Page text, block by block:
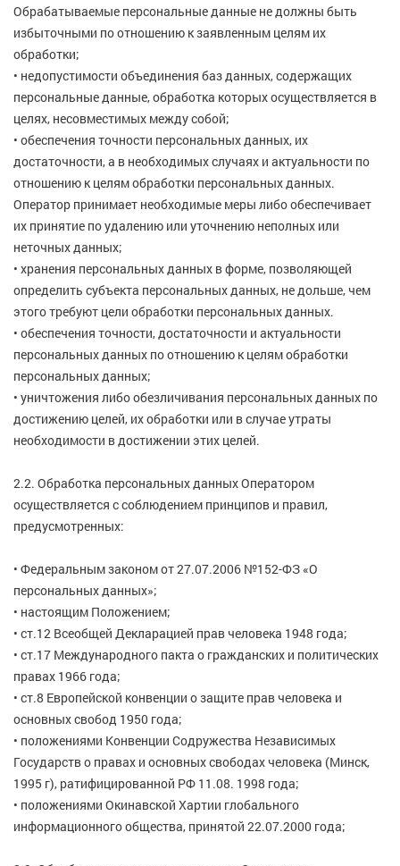
Обрабатываемые персональные данные не должны быть
избыточными по отношению к заявленным целям их
обработки;
• недопустимости объединения баз данных, содержащих
персональные данные, обработка которых осуществляется в
целях, несовместимых между собой;
• обеспечения точности персональных данных, их
достаточности, а в необходимых случаях и актуальности по
отношению к целям обработки персональных данных.
Оператор принимает необходимые меры либо обеспечивает
их принятие по удалению или уточнению неполных или
неточных данных;
• хранения персональных данных в форме, позволяющей
определить субъекта персональных данных, не дольше, чем
этого требуют цели обработки персональных данных.
• обеспечения точности, достаточности и актуальности
персональных данных по отношению к целям обработки
персональных данных;
• уничтожения либо обезличивания персональных данных по
достижению целей, их обработки или в случае утраты
необходимости в достижении этих целей.
2.2. Обработка персональных данных Оператором
осуществляется с соблюдением принципов и правил,
предусмотренных:
• Федеральным законом от 27.07.2006 №152-ФЗ «О
персональных данных»;
• настоящим Положением;
• ст.12 Всеобщей Декларацией прав человека 1948 года;
• ст.17 Международного пакта о гражданских и политических
правах 1966 года;
• ст.8 Европейской конвенции о защите прав человека и
основных свобод 1950 года;
• положениями Конвенции Содружества Независимых
Государств о правах и основных свободах человека (Минск,
1995 г), ратифицированной РФ 11.08. 1998 года;
• положениями Окинавской Хартии глобального
информационного общества, принятой 22.07.2000 года;